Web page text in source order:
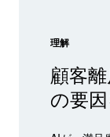
理解
顧客
の要